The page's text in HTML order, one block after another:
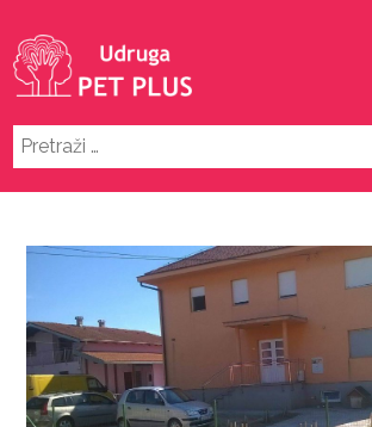
Pretraži: